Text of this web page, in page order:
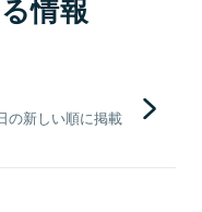
情報
の新しい順に掲載